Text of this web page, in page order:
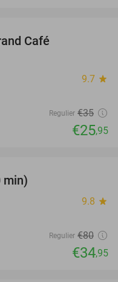
Café
9.7 star
Regulier €35
€25,95
min)
9.8 star
Regulier €80
€34,95